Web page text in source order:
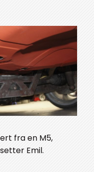
fra en M5,
Emil.